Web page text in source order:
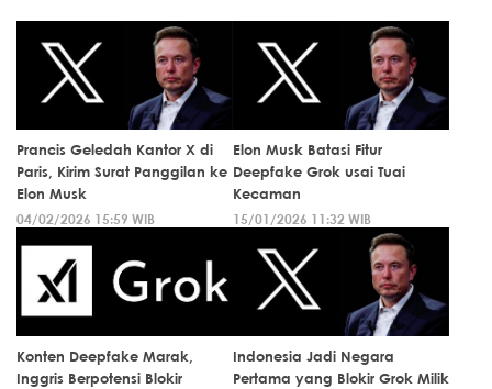
Prancis Geledah Kantor X di
Paris, Kirim Surat Panggilan ke
Elon Musk
04/02/2026 15:59 WIB
Elon Musk Batasi Fitur
Deepfake Grok usai Tuai
Kecaman
15/01/2026 11:32 WIB
Konten Deepfake Marak,
Inggris Berpotensi Blokir
Indonesia Jadi Negara
Pertama yang Blokir Grok Milik